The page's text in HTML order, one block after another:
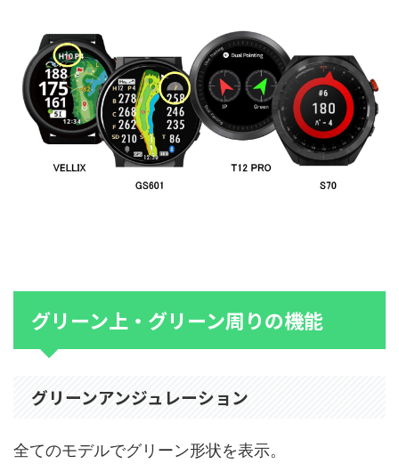
グリーン上・グリーン周りの機能
グリーンアンジュレーション
全てのモデルでグリーン形状を表示。